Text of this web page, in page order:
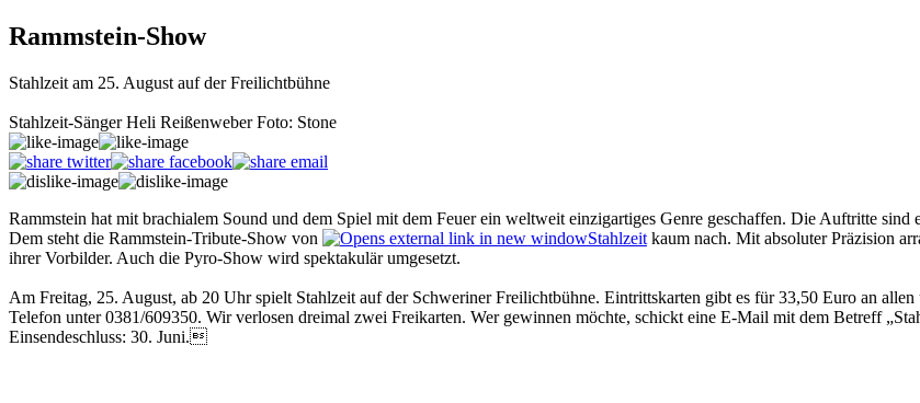
Rammstein-Show
Stahlzeit am 25. August auf der Freilichtbühne
Stahlzeit-Sänger Heli Reißenweber Foto: Stone
Rammstein hat mit brachialem Sound und dem Spiel mit dem Feuer ein weltweit einzigartiges Genre geschaffen. Die Auftritte
Dem steht die Rammstein-Tribute-Show von
Stahlzeit kaum nach. Mit absoluter Präzision
ihrer Vorbilder. Auch die Pyro-Show wird spektakulär umgesetzt.
Am Freitag, 25. August, ab 20 Uhr spielt Stahlzeit auf der Schweriner Freilichtbühne. Eintrittskarten gibt es für 33,50 Euro an
Telefon unter 0381/609350. Wir verlosen dreimal zwei Freikarten. Wer gewinnen möchte, schickt eine E-Mail mit dem Betreff
Einsendeschluss: 30. Juni.